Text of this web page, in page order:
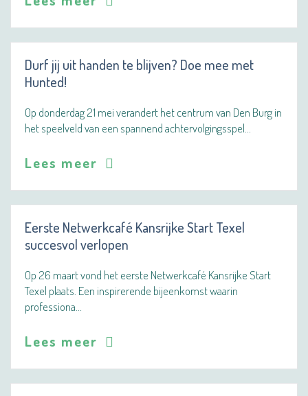
Durf jij uit handen te blijven? Doe mee met
Hunted!
Op donderdag 21 mei verandert het centrum van Den Burg in
het speelveld van een spannend achtervolgingsspel…
Lees meer
Eerste Netwerkcafé Kansrijke Start Texel
succesvol verlopen
Op 26 maart vond het eerste Netwerkcafé Kansrijke Start
Texel plaats. Een inspirerende bijeenkomst waarin
professiona…
Lees meer